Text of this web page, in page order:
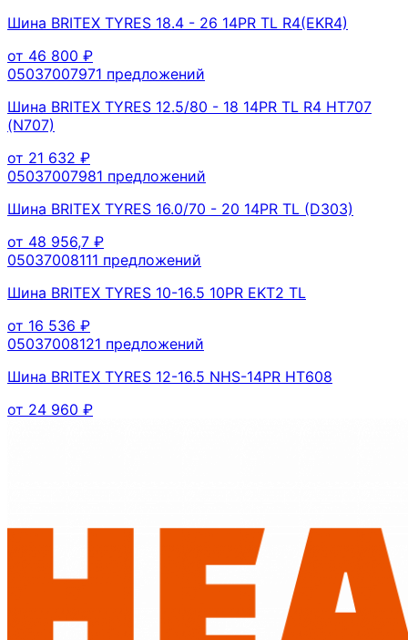
Шина BRITEX TYRES 18.4 - 26 14PR TL R4(EKR4)
от 46 800 ₽
05037007971 предложений
Шина BRITEX TYRES 12.5/80 - 18 14PR TL R4 HT707
(N707)
от 21 632 ₽
05037007981 предложений
Шина BRITEX TYRES 16.0/70 - 20 14PR TL (D303)
от 48 956,7 ₽
05037008111 предложений
Шина BRITEX TYRES 10-16.5 10PR EKT2 TL
от 16 536 ₽
05037008121 предложений
Шина BRITEX TYRES 12-16.5 NHS-14PR HT608
от 24 960 ₽